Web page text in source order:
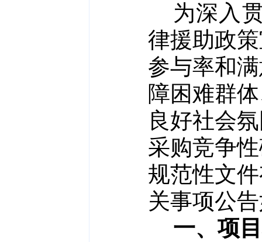
为深入
律援助政
参与率和
障困难群
良好社会
采购竞争
规范性文
关事项公
一、项